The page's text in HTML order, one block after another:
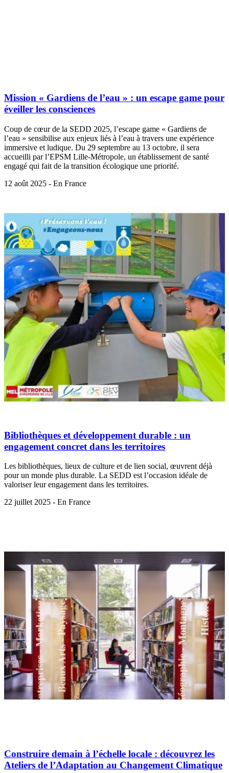
Mission « Gardiens de l’eau » : un escape game pour
éveiller les consciences
Coup de cœur de la SEDD 2025, l’escape game « Gardiens de
l’eau » sensibilise aux enjeux liés à l’eau à travers une expérience
immersive et ludique. Du 29 septembre au 13 octobre, il sera
accueilli par l’EPSM Lille-Métropole, un établissement de santé
engagé qui fait de la transition écologique une priorité.
12 août 2025 - En France
Bibliothèques et développement durable : un
engagement concret dans les territoires
Les bibliothèques, lieux de culture et de lien social, œuvrent déjà
pour un monde plus durable. La SEDD est l’occasion idéale de
valoriser leur engagement dans les territoires.
22 juillet 2025 - En France
Construire demain à l’échelle locale : découvrez les
Ateliers de l’Adaptation au Changement Climatique